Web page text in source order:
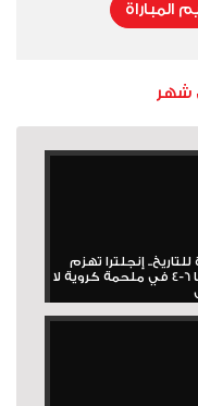
المباراة
شهر
للتاريخ.. إنجلترا تهزم
فرنسا 6-4 في ملحمة كروية لا